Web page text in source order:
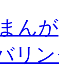
んが
リ